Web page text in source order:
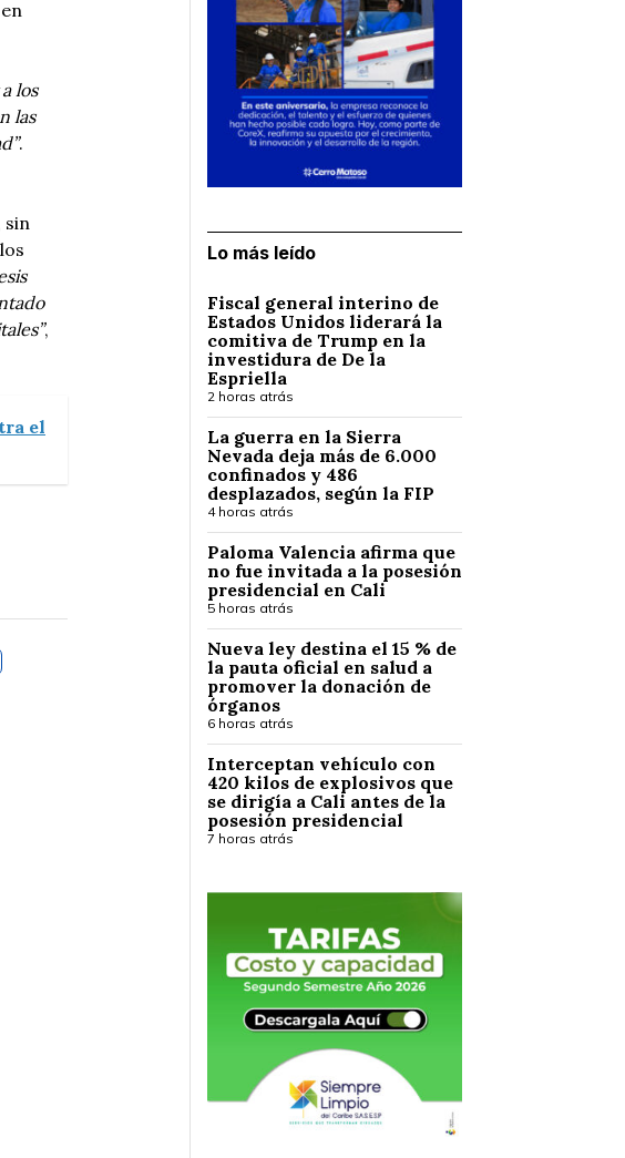
los
las
.
sin
,
el
Lo más leído
Fiscal general interino de
Estados Unidos liderará la
comitiva de Trump en la
investidura de De la
Espriella
2 horas atrás
La guerra en la Sierra
Nevada deja más de 6.000
confinados y 486
desplazados, según la FIP
4 horas atrás
Paloma Valencia afirma que
no fue invitada a la posesión
presidencial en Cali
5 horas atrás
Nueva ley destina el 15 % de
la pauta oficial en salud a
promover la donación de
órganos
6 horas atrás
Interceptan vehículo con
420 kilos de explosivos que
se dirigía a Cali antes de la
posesión presidencial
7 horas atrás